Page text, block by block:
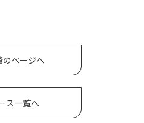
のページへ
ス一覧へ